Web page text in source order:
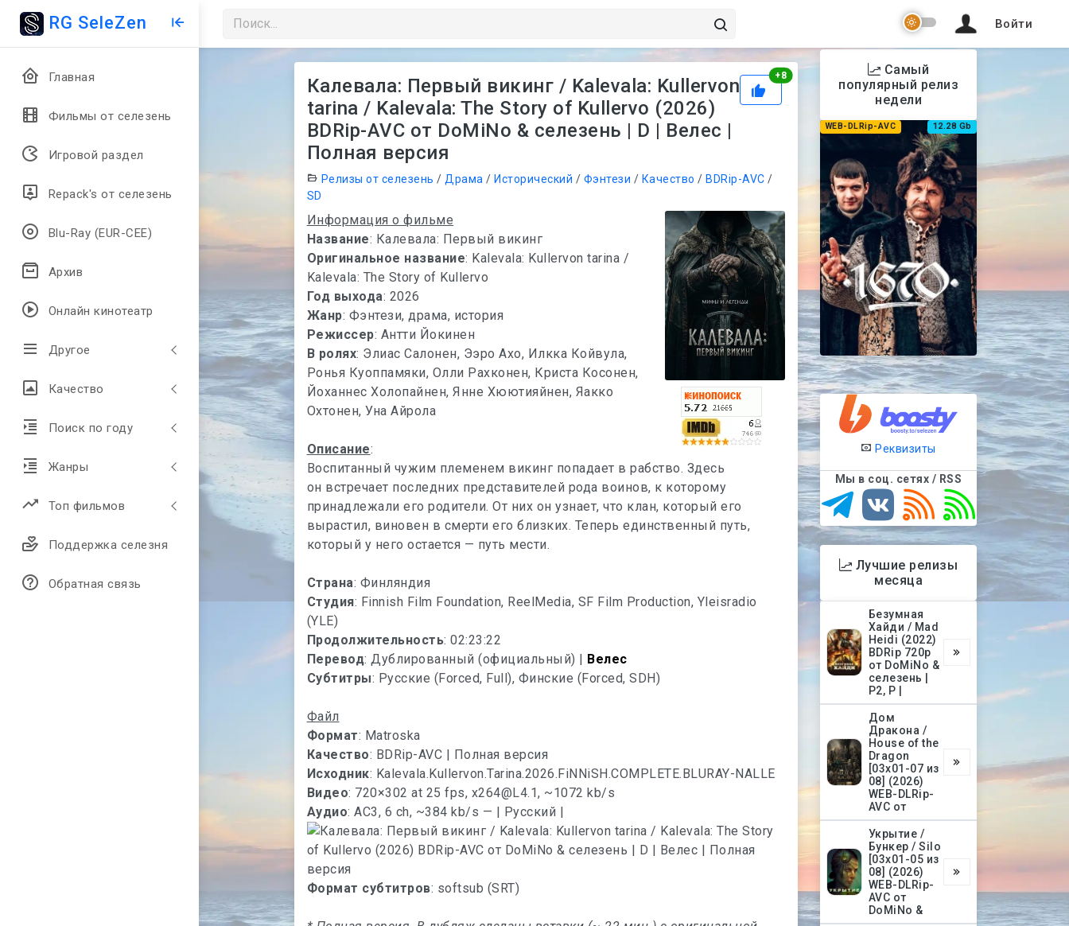
RG SeleZen
Главная
Фильмы от селезень
Игровой раздел
Repack's от селезень
Blu-Ray (EUR-CEE)
Архив
Онлайн кинотеатр
Другое
Качество
Поиск по году
Жанры
Топ фильмов
Поддержка селезня
Обратная связь
Войти
+8Рейтинг
Калевала: Первый викинг / Kalevala: Kullervon
tarina / Kalevala: The Story of Kullervo (2026)
BDRip-AVC от DoMiNo & селезень | D | Велес |
Полная версия
Релизы от селезень / Драма /Исторический / Фэнтези / Качество /BDRip-AVC /
SD
Информация о фильме
Название: Калевала: Первый викинг
Оригинальное название: Kalеvаla: Kullervon tarina /
Kalеvаla: The Story of Kullervo
Год выхода: 2026
Жанр: Фэнтези, драма, история
Режиссер: Антти Йокинен
В ролях: Элиас Салонен, Ээро Ахо, Илкка Койвула,
Ронья Куоппамяки, Олли Рахконен, Криста Косонен,
Йоханнес Холопайнен, Янне Хюютияйнен, Яакко
Охтонен, Уна Айрола
Описание:
Воспитанный чужим племенем викинг попадает в рабство. Здесь
он встречает последних представителей рода воинов, к которому
принадлежали его родители. От них он узнает, что клан, который его
вырастил, виновен в смерти его близких. Теперь единственный путь,
который у него остается — путь мести.
Страна: Финляндия
Студия: Finnish Film Foundation, ReelMedia, SF Film Production, Yleisradio
(YLE)
Продолжительность: 02:23:22
Перевод: Дублированный (официальный) | Велес
Субтитры: Русские (Forced, Full), Финские (Forced, SDH)
Файл
Формат: Matroska
Качество: BDRip-AVC | Полная версия
Исходник: Kalevаla.Kullervon.Tarina.2026.FiNNiSH.COMPLETE.BLURAY-NALLE
Видео: 720×302 at 25 fps, x264@L4.1, ~1072 kb/s
Аудио: AC3, 6 ch, ~384 kb/s — | Русский |
Формат субтитров: softsub (SRT)
Самый
популярный релиз
недели
WEB-DLRip-AVC 12.28 Gb
Реквизиты
Мы в соц. сетях / RSS
Лучшие релизы
месяца
Безумная
Хайди / Mad
Heidi (2022)
BDRip 720p
от DoMiNo &
селезень |
P2, P |
Дом
Дракона /
House of the
Dragon
[03х01-07 из
08] (2026)
WEB-DLRip-
AVC от
Укрытие /
Бункер / Silo
[03х01-05 из
08] (2026)
WEB-DLRip-
AVC от
DoMiNo &